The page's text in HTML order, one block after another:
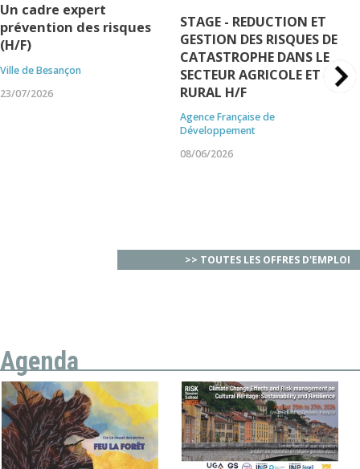
Un cadre expert
prévention des risques
(H/F)
Ville de Besançon
23/07/2026
STAGE - REDUCTION ET
GESTION DES RISQUES DE
CATASTROPHE DANS LE
SECTEUR AGRICOLE ET
RURAL H/F
Agence Française de
Développement
08/06/2026
>> TOUTES LES OFFRES D'EMPLOI
Agenda